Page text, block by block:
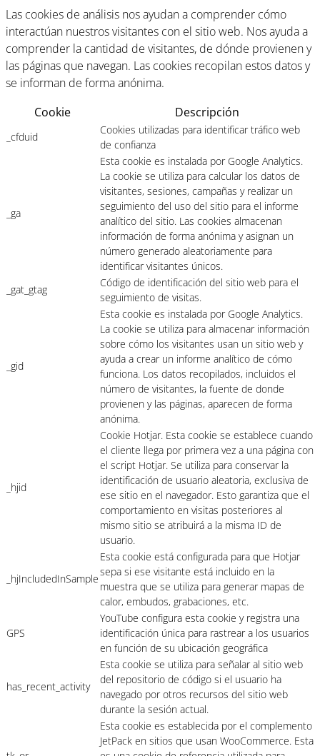
Las cookies de análisis nos ayudan a comprender cómo
interactúan nuestros visitantes con el sitio web. Nos ayuda a
comprender la cantidad de visitantes, de dónde provienen y
las páginas que navegan. Las cookies recopilan estos datos y
se informan de forma anónima.
Cookie
Descripción
_cfduid
Cookies utilizadas para identificar tráfico web
de confianza
_ga
Esta cookie es instalada por Google Analytics.
La cookie se utiliza para calcular los datos de
visitantes, sesiones, campañas y realizar un
seguimiento del uso del sitio para el informe
analítico del sitio. Las cookies almacenan
información de forma anónima y asignan un
número generado aleatoriamente para
identificar visitantes únicos.
_gat_gtag
Código de identificación del sitio web para el
seguimiento de visitas.
_gid
Esta cookie es instalada por Google Analytics.
La cookie se utiliza para almacenar información
sobre cómo los visitantes usan un sitio web y
ayuda a crear un informe analítico de cómo
funciona. Los datos recopilados, incluidos el
número de visitantes, la fuente de donde
provienen y las páginas, aparecen de forma
anónima.
_hjid
Cookie Hotjar. Esta cookie se establece cuando
el cliente llega por primera vez a una página con
el script Hotjar. Se utiliza para conservar la
identificación de usuario aleatoria, exclusiva de
ese sitio en el navegador. Esto garantiza que el
comportamiento en visitas posteriores al
mismo sitio se atribuirá a la misma ID de
usuario.
_hjIncludedInSample
Esta cookie está configurada para que Hotjar
sepa si ese visitante está incluido en la
muestra que se utiliza para generar mapas de
calor, embudos, grabaciones, etc.
GPS
YouTube configura esta cookie y registra una
identificación única para rastrear a los usuarios
en función de su ubicación geográfica
has_recent_activity
Esta cookie se utiliza para señalar al sitio web
del repositorio de código si el usuario ha
navegado por otros recursos del sitio web
durante la sesión actual.
Esta cookie es establecida por el complemento
JetPack en sitios que usan WooCommerce. Esta